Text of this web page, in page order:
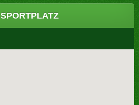
SPORTPLATZ